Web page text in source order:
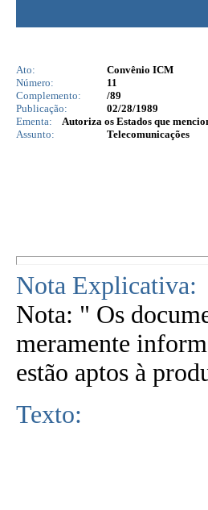
Ato:
Convênio ICM
Número:
11
Complemento:
/89
Publicação:
02/28/1989
Ementa:
Autoriza os Estados que
Assunto:
Telecomunicações
Nota Explicativa:
Nota: " Os
meramente
estão aptos à
Texto: